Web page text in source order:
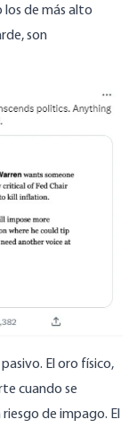
los de más alto
son
El oro físico,
cuando se
de impago. El